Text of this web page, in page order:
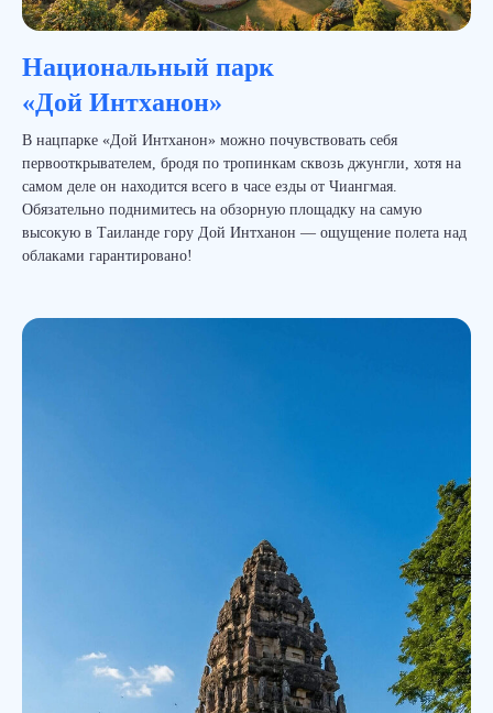
Национальный парк
«Дой Интханон»
В нацпарке «Дой Интханон» можно почувствовать себя
первооткрывателем, бродя по тропинкам сквозь джунгли, хотя на
самом деле он находится всего в часе езды от Чиангмая.
Обязательно поднимитесь на обзорную площадку на самую
высокую в Таиланде гору Дой Интханон — ощущение полета над
облаками гарантировано!
© 2012-2026 "Слетать.ру" Все права защищены.
Используя сайт, вы принимаете
сотрудничества.Политика защиты и обработки